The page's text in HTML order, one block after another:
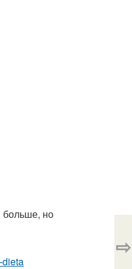
больше, но
dieta
⇨